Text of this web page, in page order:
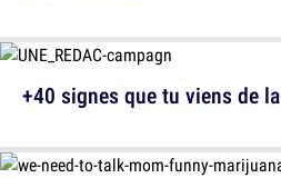
+40 signes que tu viens de